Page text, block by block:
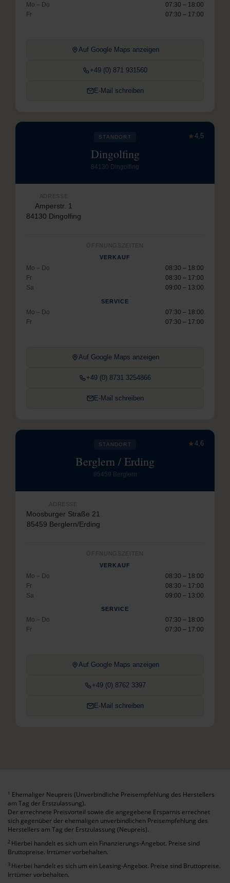
Mo – Do
07:30 – 18:00
Fr
07:30 – 17:00
Auf Google Maps anzeigen
+49 (0) 871 931560
E-Mail schreiben
★4,5
STANDORT
Dingolfing
84130 Dingolfing
ADRESSE
Amperstr. 1
84130 Dingolfing
ÖFFNUNGSZEITEN
VERKAUF
Mo – Do
08:30 – 18:00
Fr
08:30 – 17:00
Sa
09:00 – 13:00
SERVICE
Mo – Do
07:30 – 18:00
Fr
07:30 – 17:00
Auf Google Maps anzeigen
+49 (0) 8731 3254866
E-Mail schreiben
★4,6
STANDORT
Berglern / Erding
85459 Berglern
ADRESSE
Moosburger Straße 21
85459 Berglern/Erding
ÖFFNUNGSZEITEN
VERKAUF
Mo – Do
08:30 – 18:00
Fr
08:30 – 17:00
Sa
09:00 – 13:00
SERVICE
Mo – Do
07:30 – 18:00
Fr
07:30 – 17:00
Auf Google Maps anzeigen
+49 (0) 8762 3397
E-Mail schreiben
1 Ehemaliger Neupreis (Unverbindliche Preisempfehlung des Herstellers
am Tag der Erstzulassung).
Der errechnete Preisvorteil sowie die angegebene Ersparnis errechnet
sich gegenüber der ehemaligen unverbindlichen Preisempfehlung des
Herstellers am Tag der Erstzulassung (Neupreis).
2 Hierbei handelt es sich um ein Finanzierungs-Angebot. Preise sind
Bruttopreise. Irrtümer vorbehalten.
3 Hierbei handelt es sich um ein Leasing-Angebot. Preise sind Bruttopreise.
Irrtümer vorbehalten.